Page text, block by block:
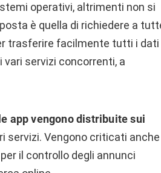
operativi, altrimenti non si
è quella di richiedere a
trasferire facilmente tutti i dati
servizi concorrenti, a
app vengono distribuite sui
servizi. Vengono criticati anche
il controllo degli annunci